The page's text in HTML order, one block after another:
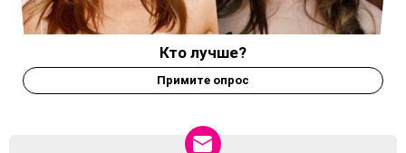
Кто лучше?
Примите опрос